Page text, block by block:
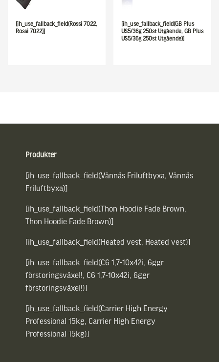
[ih_use_fallback_field(Rossi 7022,
Rossi 7022)]
[ih_use_fallback_field(GB Plus
US5/36g 250st Utgående, GB Plus
US5/36g 250st Utgående)]
Produkter
[ih_use_fallback_field(Vännäs Friluftbyxa, Vännäs
Friluftbyxa)]
[ih_use_fallback_field(Thon Hoodie Fade Brown,
Thon Hoodie Fade Brown)]
[ih_use_fallback_field(Heated vest, Heated vest)]
[ih_use_fallback_field(C6 1,7-10x42i, 6ggr
förstoringsväxel!, C6 1,7-10x42i, 6ggr
förstoringsväxel!)]
[ih_use_fallback_field(Carrier High Energy
Professional 15kg, Carrier High Energy
Professional 15kg)]